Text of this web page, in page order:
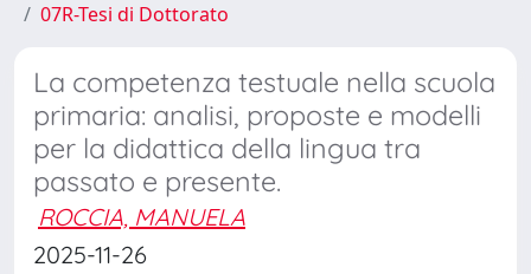
07R-Tesi di Dottorato
La competenza testuale nella scuola
primaria: analisi, proposte e modelli
per la didattica della lingua tra
passato e presente.
ROCCIA, MANUELA
2025-11-26